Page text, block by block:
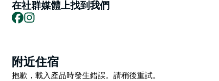
本週五見！
在社群媒體上找到我們
Facebook
Product
List
附近住宿
Product
抱歉，載入產品時發生錯誤。請稍後重試。